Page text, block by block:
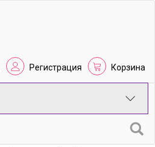
Регистрация Корзина